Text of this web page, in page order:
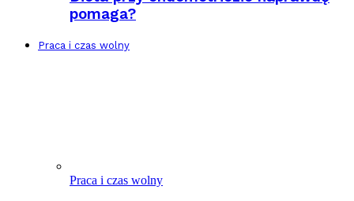
pomaga?
Praca i czas wolny
Praca i czas wolny